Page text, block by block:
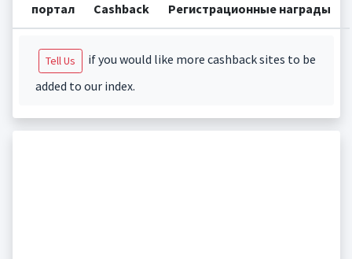
портал Cashback Регистрационные награды
Tell Us
if you would like more cashback sites to be
added to our index.